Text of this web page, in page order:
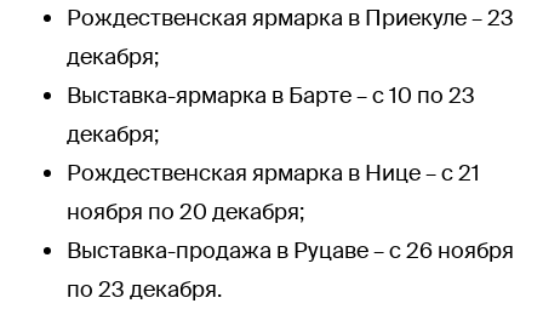
Рождественская ярмарка в Приекуле – 23
декабря;
Выставка-ярмарка в Барте – с 10 по 23
декабря;
Рождественская ярмарка в Нице – с 21
ноября по 20 декабря;
Выставка-продажа в Руцаве – с 26 ноября
по 23 декабря.